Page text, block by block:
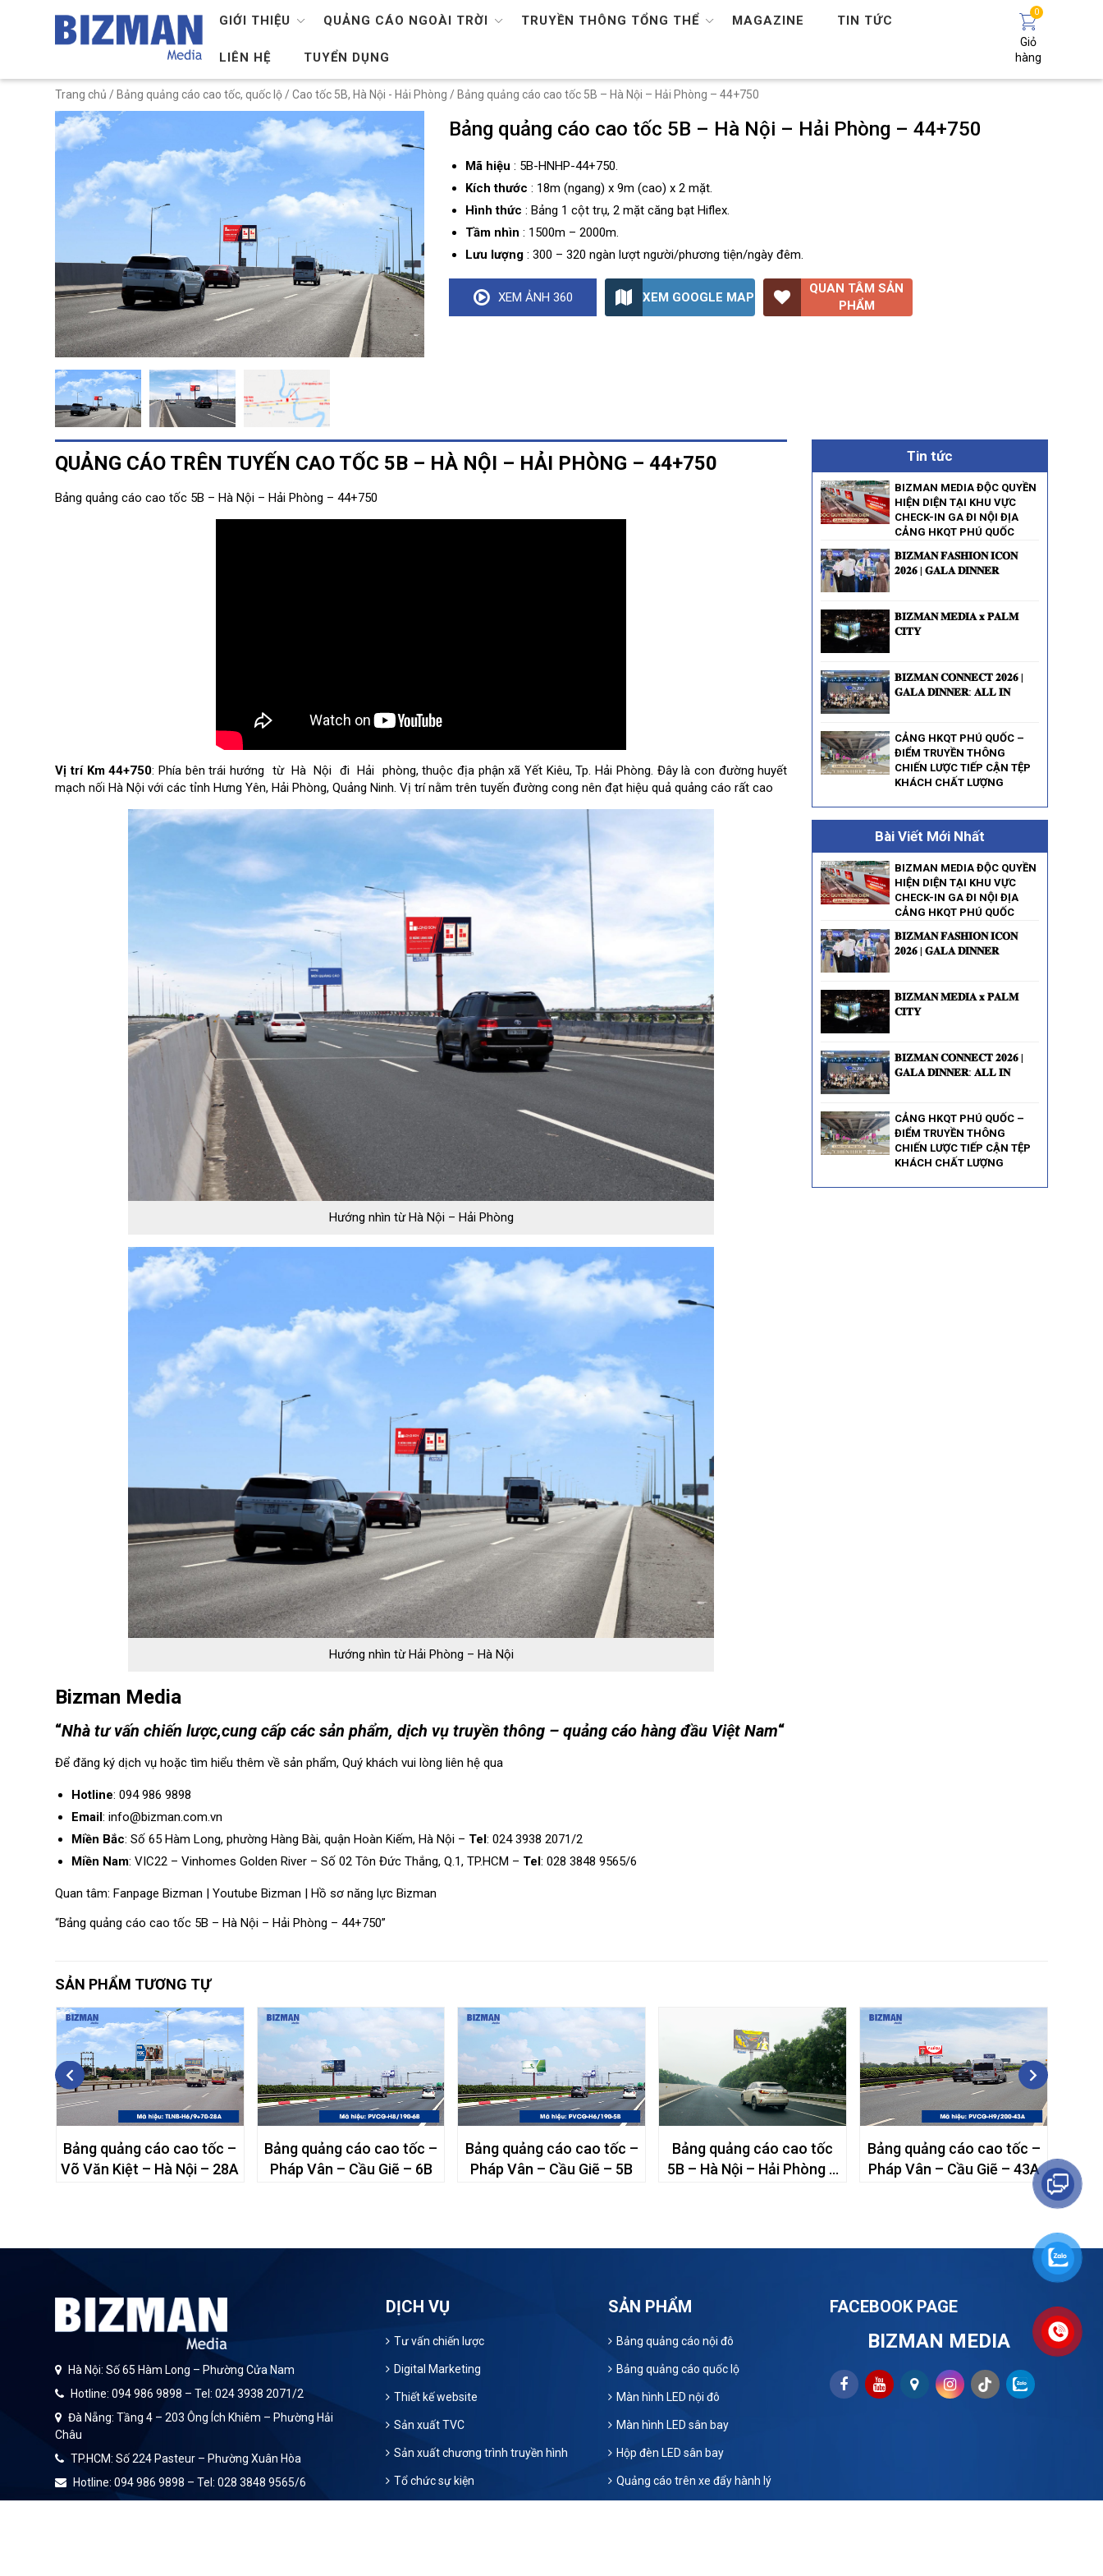
GIỚI THIỆU QUẢNG CÁO NGOÀI TRỜI TRUYỀN THÔNG TỔNG THỂ MAGAZINE TIN TỨC
LIÊN HỆ TUYỂN DỤNG
0
Giỏ
hàng
Trang chủ / Bảng quảng cáo cao tốc, quốc lộ /Cao tốc 5B, Hà Nội - Hải Phòng / Bảng quảng cáo cao tốc 5B – Hà Nội – Hải Phòng – 44+750
Bảng quảng cáo cao tốc 5B – Hà Nội – Hải Phòng – 44+750
Mã hiệu : 5B-HNHP-44+750.
Kích thước : 18m (ngang) x 9m (cao) x 2 mặt.
Hình thức : Bảng 1 cột trụ, 2 mặt căng bạt Hiflex.
Tầm nhìn : 1500m – 2000m.
Lưu lượng : 300 – 320 ngàn lượt người/phương tiện/ngày đêm.
XEM ẢNH 360 XEM GOOGLE MAP
QUAN TÂM SẢN
PHẨM
QUẢNG CÁO TRÊN TUYẾN CAO TỐC 5B – HÀ NỘI – HẢI PHÒNG – 44+750
Bảng quảng cáo cao tốc 5B – Hà Nội – Hải Phòng – 44+750
Vị trí Km 44+750:Phía bên trái hướng từ Hà Nội đi Hải phòng, thuộc địa phận xã Yết Kiêu, Tp. Hải Phòng. Đây là con đường huyết
mạch nối Hà Nội với các tỉnh Hưng Yên, Hải Phòng, Quảng Ninh. Vị trí nằm trên tuyến đường cong nên đạt hiệu quả quảng cáo rất cao
Hướng nhìn từ Hà Nội – Hải Phòng
Hướng nhìn từ Hải Phòng – Hà Nội
Bizman Media
“Nhà tư vấn chiến lược,cung cấp các sản phẩm, dịch vụ truyền thông – quảng cáo hàng đầu Việt Nam“
Để đăng ký dịch vụ hoặc tìm hiểu thêm về sản phẩm, Quý khách vui lòngliên hệ qua
Hotline: 094 986 9898
Email: info@bizman.com.vn
Miền Bắc: Số 65 Hàm Long, phường Hàng Bài, quận Hoàn Kiếm, Hà Nội – Tel: 024 3938 2071/2
Miền Nam: VIC22 – Vinhomes Golden River – Số 02 Tôn Đức Thắng, Q.1, TP.HCM – Tel: 028 3848 9565/6
Quan tâm:Fanpage Bizman |Youtube Bizman |Hồ sơ năng lực Bizman
“Bảng quảng cáo cao tốc 5B – Hà Nội – Hải Phòng – 44+750”
Tin tức
BIZMAN MEDIA ĐỘC QUYỀN
HIỆN DIỆN TẠI KHU VỰC
CHECK-IN GA ĐI NỘI ĐỊA
CẢNG HKQT PHÚ QUỐC
𝐁𝐈𝐙𝐌𝐀𝐍 𝐅𝐀𝐒𝐇𝐈𝐎𝐍 𝐈𝐂𝐎𝐍
𝟐𝟎𝟐𝟔 | 𝐆𝐀𝐋𝐀 𝐃𝐈𝐍𝐍𝐄𝐑
𝐁𝐈𝐙𝐌𝐀𝐍 𝐌𝐄𝐃𝐈𝐀 𝐱 𝐏𝐀𝐋𝐌
𝐂𝐈𝐓𝐘
𝐁𝐈𝐙𝐌𝐀𝐍 𝐂𝐎𝐍𝐍𝐄𝐂𝐓 𝟐𝟎𝟐𝟔 |
𝐆𝐀𝐋𝐀 𝐃𝐈𝐍𝐍𝐄𝐑: 𝐀𝐋𝐋 𝐈𝐍
CẢNG HKQT PHÚ QUỐC –
ĐIỂM TRUYỀN THÔNG
CHIẾN LƯỢC TIẾP CẬN TỆP
KHÁCH CHẤT LƯỢNG
Bài Viết Mới Nhất
BIZMAN MEDIA ĐỘC QUYỀN
HIỆN DIỆN TẠI KHU VỰC
CHECK-IN GA ĐI NỘI ĐỊA
CẢNG HKQT PHÚ QUỐC
𝐁𝐈𝐙𝐌𝐀𝐍 𝐅𝐀𝐒𝐇𝐈𝐎𝐍 𝐈𝐂𝐎𝐍
𝟐𝟎𝟐𝟔 | 𝐆𝐀𝐋𝐀 𝐃𝐈𝐍𝐍𝐄𝐑
𝐁𝐈𝐙𝐌𝐀𝐍 𝐌𝐄𝐃𝐈𝐀 𝐱 𝐏𝐀𝐋𝐌
𝐂𝐈𝐓𝐘
𝐁𝐈𝐙𝐌𝐀𝐍 𝐂𝐎𝐍𝐍𝐄𝐂𝐓 𝟐𝟎𝟐𝟔 |
𝐆𝐀𝐋𝐀 𝐃𝐈𝐍𝐍𝐄𝐑: 𝐀𝐋𝐋 𝐈𝐍
CẢNG HKQT PHÚ QUỐC –
ĐIỂM TRUYỀN THÔNG
CHIẾN LƯỢC TIẾP CẬN TỆP
KHÁCH CHẤT LƯỢNG
SẢN PHẨM TƯƠNG TỰ
Bảng quảng cáo cao tốc –
Võ Văn Kiệt – Hà Nội – 28A
Bảng quảng cáo cao tốc –
Pháp Vân – Cầu Giẽ – 6B
Bảng quảng cáo cao tốc –
Pháp Vân – Cầu Giẽ – 5B
Bảng quảng cáo cao tốc
5B – Hà Nội – Hải Phòng –
Bảng quảng cáo cao tốc –
Pháp Vân – Cầu Giẽ – 43A
Hà Nội: Số 65 Hàm Long – Phường Cửa Nam
Hotline: 094 986 9898 – Tel: 024 3938 2071/2
Đà Nẵng: Tầng 4 – 203 Ông Ích Khiêm – Phường Hải
Châu
TP.HCM: Số 224 Pasteur – Phường Xuân Hòa
Hotline: 094 986 9898 – Tel: 028 3848 9565/6
DỊCH VỤ
Tư vấn chiến lược
Digital Marketing
Thiết kế website
Sản xuất TVC
Sản xuất chương trình truyền hình
Tổ chức sự kiện
SẢN PHẨM
Bảng quảng cáo nội đô
Bảng quảng cáo quốc lộ
Màn hình LED nội đô
Màn hình LED sân bay
Hộp đèn LED sân bay
Quảng cáo trên xe đẩy hành lý
FACEBOOK PAGE
BIZMAN MEDIA